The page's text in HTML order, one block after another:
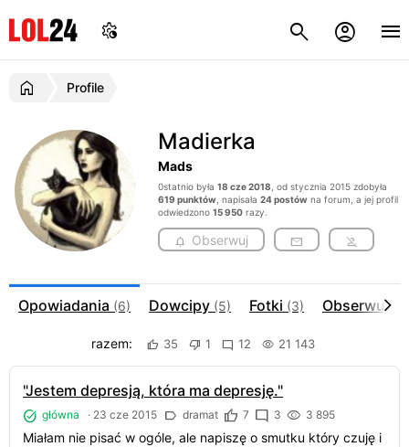
Profile
Madierka
Mads
0statnio była 18 cze 2018 , od stycznia 2015 zdobyła
619 punktów , napisała 24 postów na forum, a jej profil
odwiedzono 15 950razy.
Obserwuj
Opowiadania (6) Dowcipy (5) Fotki (3)
razem: 35 1 12 21 143
"Jestem depresją, która ma depresję."
główna · 23 cze 2015 dramat 7 3 3 895
Miałam nie pisać w ogóle, ale napiszę o smutku który czuję i